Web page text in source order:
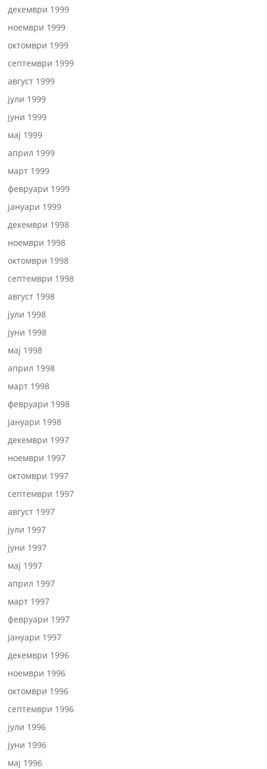
декември 1999
ноември 1999
октомври 1999
септември 1999
август 1999
јули 1999
јуни 1999
мај 1999
април 1999
март 1999
февруари 1999
јануари 1999
декември 1998
ноември 1998
октомври 1998
септември 1998
август 1998
јули 1998
јуни 1998
мај 1998
април 1998
март 1998
февруари 1998
јануари 1998
декември 1997
ноември 1997
октомври 1997
септември 1997
август 1997
јули 1997
јуни 1997
мај 1997
април 1997
март 1997
февруари 1997
јануари 1997
декември 1996
ноември 1996
октомври 1996
септември 1996
јули 1996
јуни 1996
мај 1996